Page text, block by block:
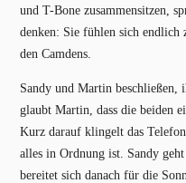
und T-Bone zusammensitzen,
denken: Sie fühlen sich endlich
den Camdens.
Sandy und Martin beschließen,
glaubt Martin, dass die beiden
Kurz darauf klingelt das
alles in Ordnung ist. Sandy
bereitet sich danach für die